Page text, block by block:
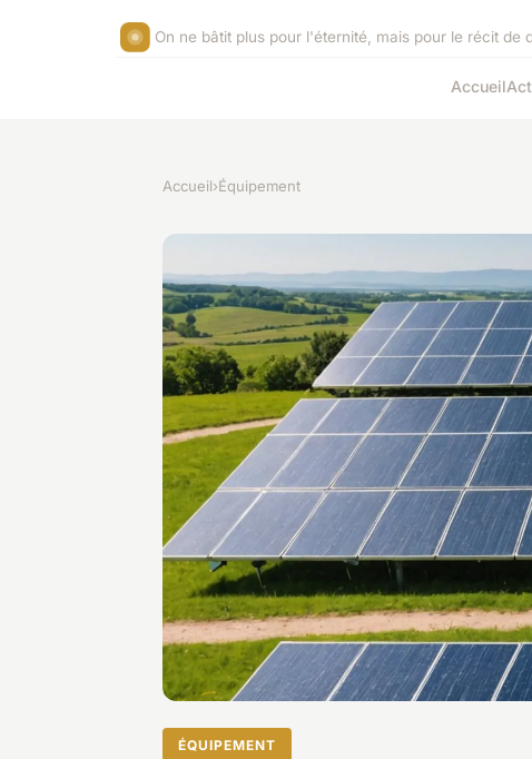
On ne bâtit plus pour l'éternité, mais pour le récit de
Accueil
Accueil›Équipement
ÉQUIPEMENT